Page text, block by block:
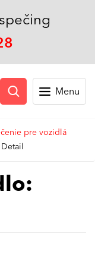
Menu
pre vozidlá
Detail